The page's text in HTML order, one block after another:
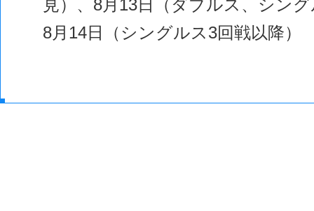
見）、8月13日（ダブルス、シン
8月14日（シングルス3回戦以降）